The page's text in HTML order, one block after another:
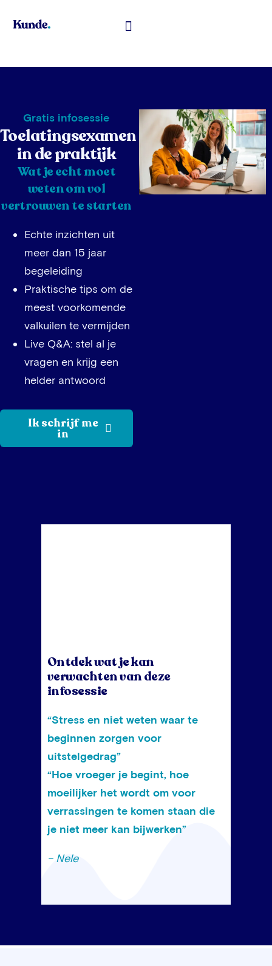
Gratis infosessie
Toelatingsexamen
in de praktijk
Wat je echt moet
weten om vol
vertrouwen te starten
Echte inzichten uit
meer dan 15 jaar
begeleiding
Praktische tips om de
meest voorkomende
valkuilen te vermijden
Live Q&A: stel al je
vragen en krijg een
helder antwoord
Ik schrijf me
in
Ontdek wat je kan
verwachten van deze
infosessie
“Stress en niet weten waar te
beginnen zorgen voor
uitstelgedrag”
“Hoe vroeger je begint, hoe
moeilijker het wordt om voor
verrassingen te komen staan die
je niet meer kan bijwerken”
– Nele